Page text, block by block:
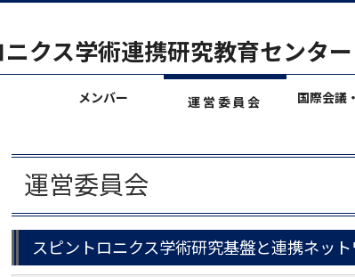
クス学術連携研究教育センター
メンバー 運営委員会 国際会議
運営委員会
スピントロニクス学術研究基盤と連携ネッ